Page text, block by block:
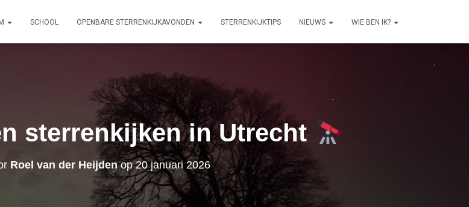
SCHOOL OPENBARE STERRENKIJKAVONDEN STERRENKIJKTIPS NIEUWS WIE BEN IK?
sterrenkijken in Utrecht
Roel van der Heijdenop20 januari 2026